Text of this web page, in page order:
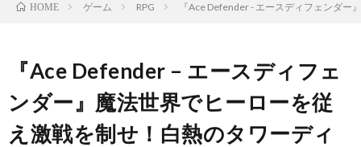
HOME ゲーム RPG 『Ace Defender - エースディフェンダ
『Ace Defender – エースディフェ
ンダー』魔法世界でヒーローを従
え激戦を制せ！白熱のタワーディ